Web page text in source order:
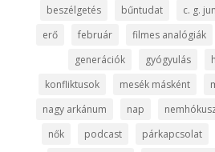
beszélgetés
bűntudat c. g.
erő
február filmes analógiák
generációk
gyógyulás
konfliktusok
mesék másként
nagy arkánum
nap
nők
podcast párkapcsolat